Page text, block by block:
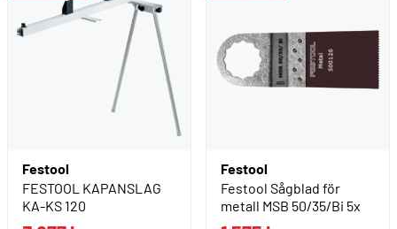
Festool
FESTOOL KAPANSLAG
KA-KS 120
Festool
Festool Sågblad för
metall MSB 50/35/Bi 5x